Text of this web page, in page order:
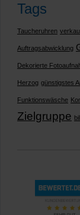
Tags
Taucheruhren
Auftragsabwicklung
Dekorierte
Herzog günstigstes
Funktionswäsche
Zielgruppe